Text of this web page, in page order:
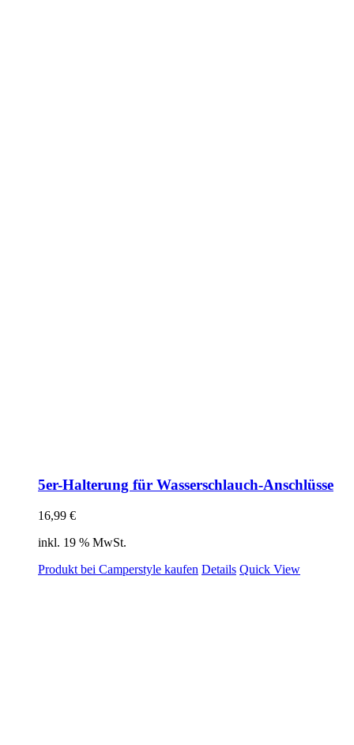
5er-Halterung für Wasserschlauch-Anschlüsse
16,99 €
inkl. 19 % MwSt.
Produkt bei Camperstyle kaufen Details Quick View